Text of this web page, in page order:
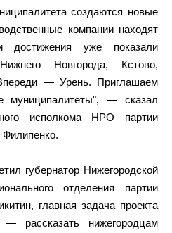
создаются новые
компании находят
достижения уже показали
Новгорода, Кстово,
— Урень. Приглашаем
муниципалитеты", — сказал
исполкома НРО партии
губернатор Нижегородской
отделения партии
главная задача проекта
— рассказать нижегородцам